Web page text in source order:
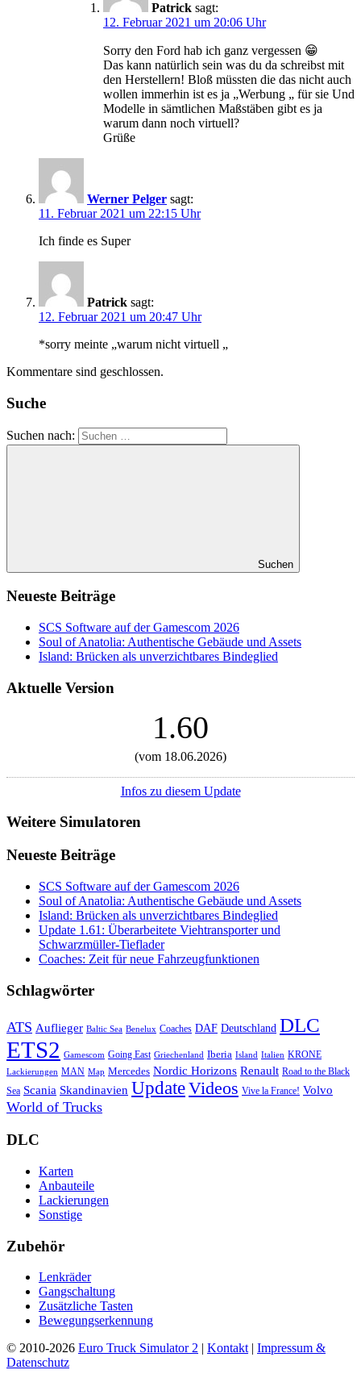
Patrick sagt:
12. Februar 2021 um 20:06 Uhr
Sorry den Ford hab ich ganz vergessen 😁
Das kann natürlich sein was du da schreibst mit
den Herstellern! Bloß müssten die das nicht auch
wollen immerhin ist es ja „Werbung „ für sie Und
Modelle in sämtlichen Maßstäben gibt es ja
warum dann noch virtuell?
Grüße
Werner Pelger sagt:
11. Februar 2021 um 22:15 Uhr
Ich finde es Super
Patrick sagt:
12. Februar 2021 um 20:47 Uhr
*sorry meinte „warum nicht virtuell „
Kommentare sind geschlossen.
Suche
Suchen nach:
Suchen
Neueste Beiträge
SCS Software auf der Gamescom 2026
Soul of Anatolia: Authentische Gebäude und Assets
Island: Brücken als unverzichtbares Bindeglied
Aktuelle Version
1.60
(vom 18.06.2026)
Infos zu diesem Update
Weitere Simulatoren
Neueste Beiträge
SCS Software auf der Gamescom 2026
Soul of Anatolia: Authentische Gebäude und Assets
Island: Brücken als unverzichtbares Bindeglied
Update 1.61: Überarbeitete Viehtransporter und
Schwarzmüller-Tieflader
Coaches: Zeit für neue Fahrzeugfunktionen
Schlagwörter
ATS Auflieger Baltic Sea Benelux Coaches DAF Deutschland DLC
ETS2 Gamescom Going East Griechenland Iberia Island Italien KRONE
Lackierungen MAN Map Mercedes Nordic Horizons Renault Road to the Black
Sea Scania Skandinavien UpdateVideos Vive la France! Volvo
World of Trucks
DLC
Karten
Anbauteile
Lackierungen
Sonstige
Zubehör
Lenkräder
Gangschaltung
Zusätzliche Tasten
Bewegungserkennung
© 2010-2026 Euro Truck Simulator 2 | Kontakt | Impressum &
Datenschutz